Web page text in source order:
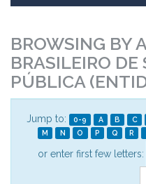
BROWSING BY
BRASILEIRO DE
PÚBLICA
Jump to: 0-9 A B C
M
N O P Q R
or enter first few letters: